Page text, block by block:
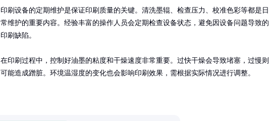
印刷设备的定期维护是保证印刷质量的关键。清洗墨辊、检查压力、校准色彩等都是日
常维护的重要内容。经验丰富的操作人员会定期检查设备状态，避免因设备问题导致的
印刷缺陷。
在印刷过程中，控制好油墨的粘度和干燥速度非常重要。过快干燥会导致堵塞，过慢则
可能造成蹭脏。环境温湿度的变化也会影响印刷效果，需根据实际情况进行调整。